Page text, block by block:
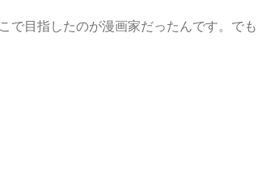
で目指したのが漫画家だったんです。でも